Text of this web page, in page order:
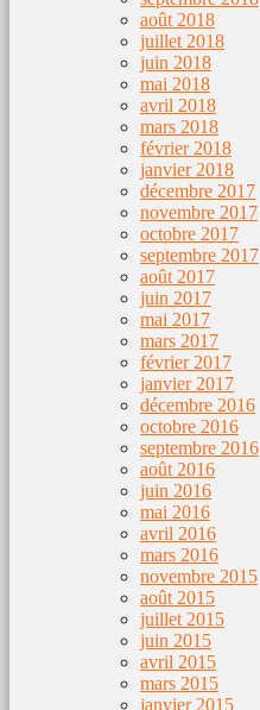
août 2018
juillet 2018
juin 2018
mai 2018
avril 2018
mars 2018
février 2018
janvier 2018
décembre 2017
novembre 2017
octobre 2017
septembre 2017
août 2017
juin 2017
mai 2017
mars 2017
février 2017
janvier 2017
décembre 2016
octobre 2016
septembre 2016
août 2016
juin 2016
mai 2016
avril 2016
mars 2016
novembre 2015
août 2015
juillet 2015
juin 2015
avril 2015
mars 2015
janvier 2015